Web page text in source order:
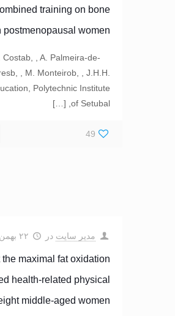
training on bone
postmenopausal women
, A. Palmeira-de-
, M. Monteirob, , J.H.H.
Polytechnic Institute
of Setubal,
[…]
49
مدیر سایت در ۲۲ بهمن ۱۳۹۴
maximal fat oxidation
health-related physical
middle-aged women